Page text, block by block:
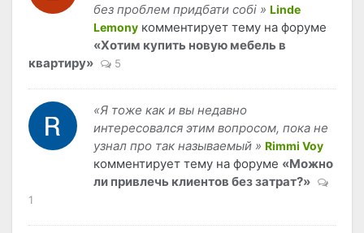
без проблем придбати собі » Linde
Lemony комментирует тему на форуме
«Хотим купить новую мебель в
квартиру»
5
«Я тоже как и вы недавно
интересовался этим вопросом, пока не
узнал про так называемый » Rimmi Voy
комментирует тему на форуме «Можно
ли привлечь клиентов без затрат?»
1